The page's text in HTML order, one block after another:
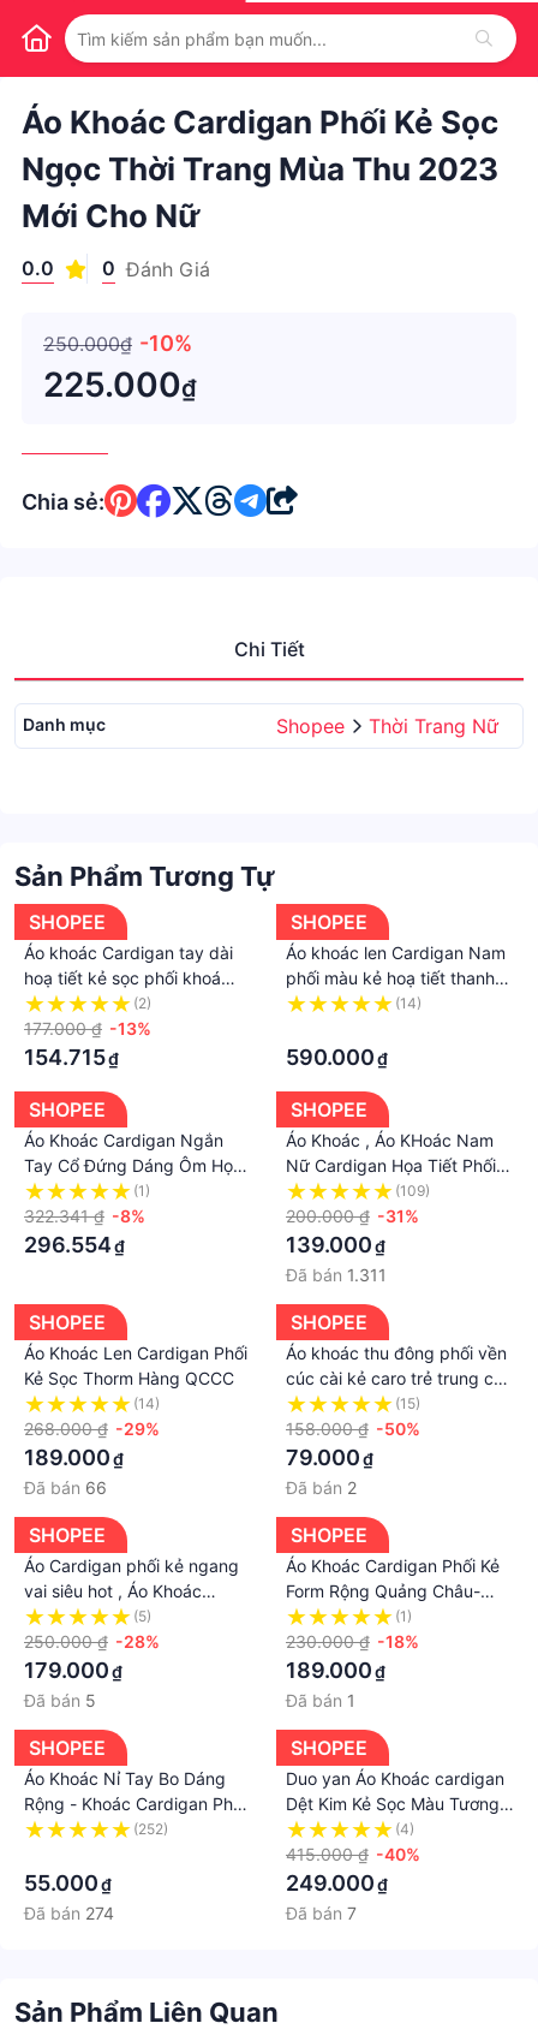
1
Áo Khoác Cardigan Phối Kẻ Sọc
Ngọc Thời Trang Mùa Thu 2023
Mới Cho Nữ
0.0 0 Đánh Giá
250.000₫ -10%
225.000₫
Chia sẻ:
Chi Tiết
Danh mục Shopee Thời Trang Nữ
Sản Phẩm Tương Tự
SHOPEE
Áo khoác Cardigan tay dài
hoạ tiết kẻ sọc phối khoá
kéo cho phái nữ
(2)
177.000 ₫ -13%
154.715₫
SHOPEE
Áo khoác len Cardigan Nam
phối màu kẻ hoạ tiết thanh
lịch
(14)
590.000₫
SHOPEE
Áo Khoác Cardigan Ngắn
Tay Cổ Đứng Dáng Ôm Họa
Tiết Kẻ Sọc Màu Đen Phối
Khóa Kéo Thời Trang Mùa Hè
Cho Nữ
(1)
322.341 ₫ -8%
296.554₫
SHOPEE
Áo Khoác , Áo KHoác Nam
Nữ Cardigan Họa Tiết Phối
Kẻ Sọc
(109)
200.000 ₫ -31%
139.000₫
Đã bán 1.311
SHOPEE
Áo Khoác Len Cardigan Phối
Kẻ Sọc Thorm Hàng QCCC
(14)
268.000 ₫ -29%
189.000₫
Đã bán 66
SHOPEE
Áo khoác thu đông phối vền
cúc cài kẻ caro trẻ trung cá
tính, Áo khoác cardigan dài
tay bàn cờ dáng thụng
ulzzang - MIXU
(15)
158.000 ₫ -50%
79.000₫
Đã bán 2
SHOPEE
Áo Cardigan phối kẻ ngang
vai siêu hot , Áo Khoác
Cardigan Unisex Nam Nữ
siêu xinh siêu dầy dặn T61
(5)
250.000 ₫ -28%
179.000₫
Đã bán 5
SHOPEE
Áo Khoác Cardigan Phối Kẻ
Form Rộng Quảng Châu-
Dáng Basic-Freesize Dưới
65kg
(1)
230.000 ₫ -18%
189.000₫
Đã bán 1
SHOPEE
Áo Khoác Nỉ Tay Bo Dáng
Rộng - Khoác Cardigan Phối
2 Tay Kẻ Viền Trắng
(252)
55.000₫
Đã bán 274
SHOPEE
Duo yan Áo Khoác cardigan
Dệt Kim Kẻ Sọc Màu Tương
Phản Kiểu retro Dễ Phối Đồ
Cho Nữ
(4)
415.000 ₫ -40%
249.000₫
Đã bán 7
Sản Phẩm Liên Quan